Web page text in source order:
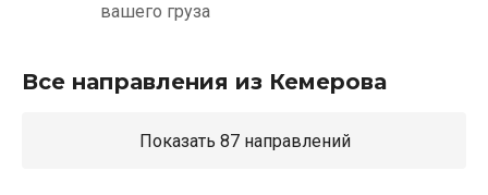
вашего груза
Все направления из Кемерова
Показать 87 направлений